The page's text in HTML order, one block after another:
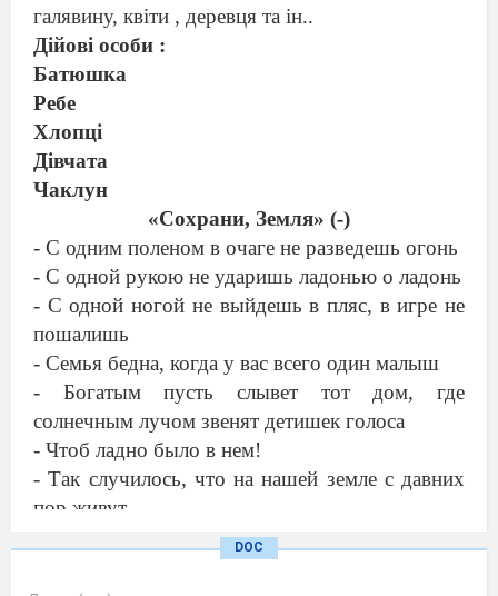
галявину, квіти , деревця та ін..
Дійові особи :
Батюшка
Ребе
Хлопці
Дівчата
Чаклун
«Сохрани, Земля» (-)
- С одним поленом в очаге не разведешь огонь
- С одной рукою не ударишь ладонью о ладонь
- С одной ногой не выйдешь в пляс, в игре не
пошалишь
- Семья бедна, когда у вас всего один малыш
- Богатым пусть слывет тот дом, где
солнечным лучом звенят детишек голоса
- Чтоб ладно было в нем!
-Так случилось, что на нашей земле с давних
пор живут
DOC